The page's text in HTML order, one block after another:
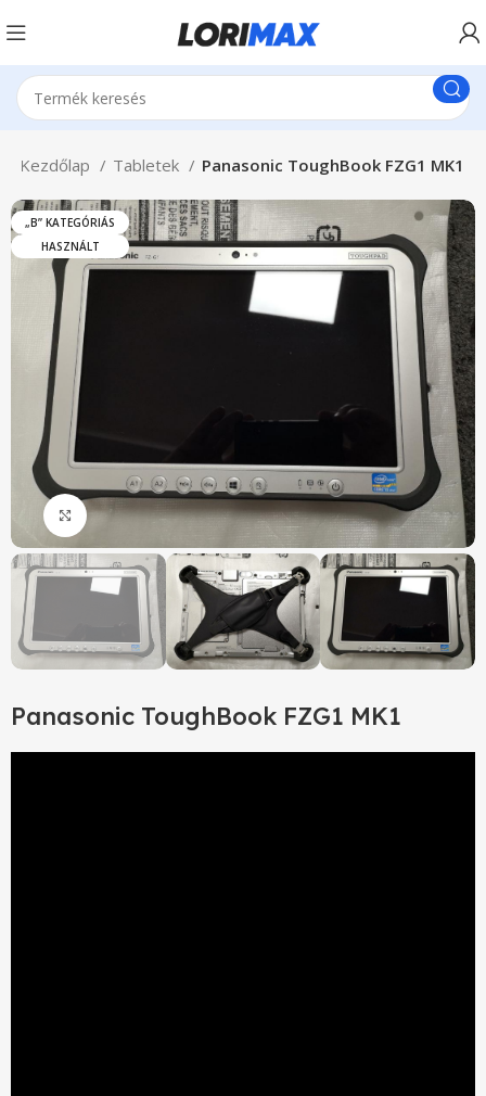
Kezdőlap Tabletek Panasonic ToughBook FZG1 MK1
„B” KATEGÓRIÁS
HASZNÁLT
Click to enlarge
Panasonic ToughBook FZG1 MK1